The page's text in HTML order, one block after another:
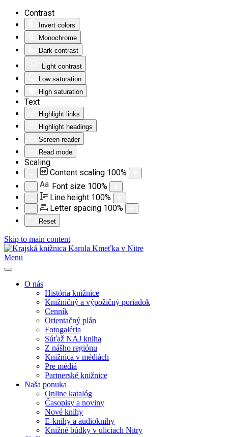
Contrast
Invert colors
Monochrome
Dark contrast
Light contrast
Low saturation
High saturation
Text
Highlight links
Highlight headings
Screen reader
Read mode
Scaling
Content scaling 100%
Aa Font size 100%
Line height 100%
Letter spacing 100%
Reset
Skip to main content
Menu
O nás
História knižnice
Knižničný a výpožičný poriadok
Cenník
Orientačný plán
Fotogaléria
Súťaž NAJ kniha
Z nášho regiónu
Knižnica v médiách
Pre médiá
Partnerské knižnice
Naša ponuka
Online katalóg
Časopisy a noviny
Nové knihy
E-knihy a audioknihy
Knižné búdky v uliciach Nitry